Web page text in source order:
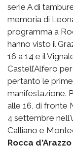
serie A di
memoria di
programma a
hanno visto il
16 a 14 e il
Castell’Alfero
pertanto le
manifestazione.
alle 16, di fronte
4 settembre
Calliano e
Rocca